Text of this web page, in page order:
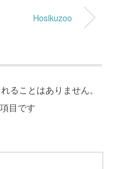
Hosikuzoo
ることはありません。
目です